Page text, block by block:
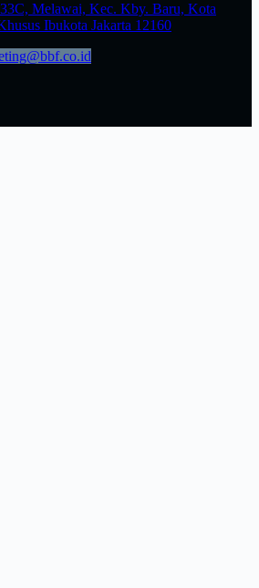
Melawai, Kec. Kby. Baru, Kota
Ibukota Jakarta 12160